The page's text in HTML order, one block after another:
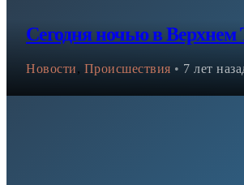
Сегодня ночью в Верхнем
Новости, Происшествия • 7 лет